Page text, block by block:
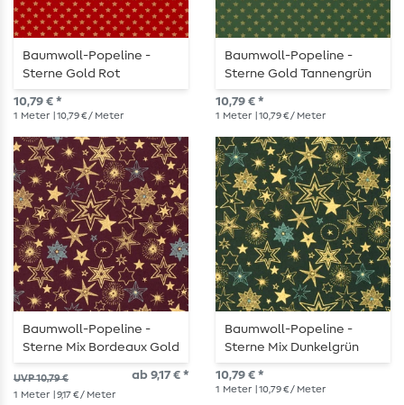
Baumwoll-Popeline -
Sterne Gold Rot
10,79 € *
1 Meter | 10,79 € / Meter
Baumwoll-Popeline -
Sterne Gold Tannengrün
10,79 € *
1 Meter | 10,79 € / Meter
Baumwoll-Popeline -
Sterne Mix Bordeaux Gold
UVP 10,79 € ab 9,17 € *
1 Meter | 9,17 € / Meter
Baumwoll-Popeline -
Sterne Mix Dunkelgrün
Gold
10,79 € *
1 Meter | 10,79 € / Meter